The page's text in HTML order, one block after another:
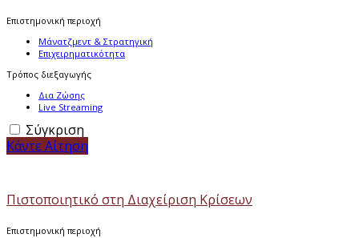
Επιστημονική περιοχή
Μάνατζμεντ & Στρατηγική
Επιχειρηματικότητα
Τρόπος διεξαγωγής
Δια Ζώσης
Live Streaming
Σύγκριση
Κάντε Αίτηση
Πιστοποιητικό στη Διαχείριση Κρίσεων
Επιστημονική περιοχή